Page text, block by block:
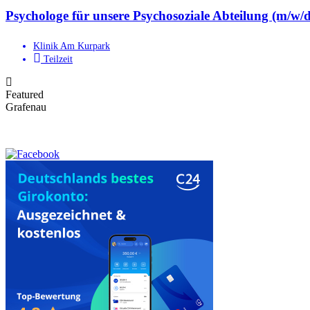
Psychologe für unsere Psychosoziale Abteilung (m/w/
Klinik Am Kurpark
Teilzeit
Featured
Grafenau